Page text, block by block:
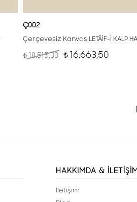
Ç002
Çerçevesiz Kanvas LETÂİF-İ KALP
t 18.515,00 t16.663,50
HAKKIMDA & İLETİŞİM
İletişim